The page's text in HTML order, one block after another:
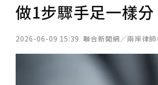
做1步驟手足一樣分
2026-06-09 15:39 聯合新聞網／兩岸律